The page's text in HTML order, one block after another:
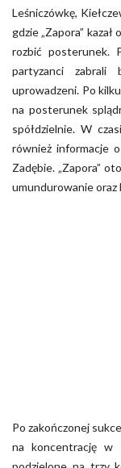
Leśniczówkę,
gdzie „Zapora”
rozbić posterunek.
partyzanci zabrali
uprowadzeni. Po
na posterunek
spółdzielnie. W
również informacje
Zadębie. „Zapora”
umundurowanie oraz
Po zakończonej
na koncentrację w